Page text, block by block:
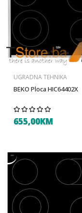
UGRADNA TEHNIKA
BEKO Ploca HIC64402X
655,00KM